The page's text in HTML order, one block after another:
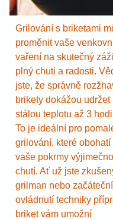
Grilování s briketami
proměnit vaše
vaření na skutečný
plný chuti a radosti.
jste, že správně
brikety dokážou udržet
stálou teplotu až 3
To je ideální pro
grilování, které obohatí
vaše pokrmy
chutí. Ať už jste
grilman nebo
ovládnutí techniky
briket vám umožní